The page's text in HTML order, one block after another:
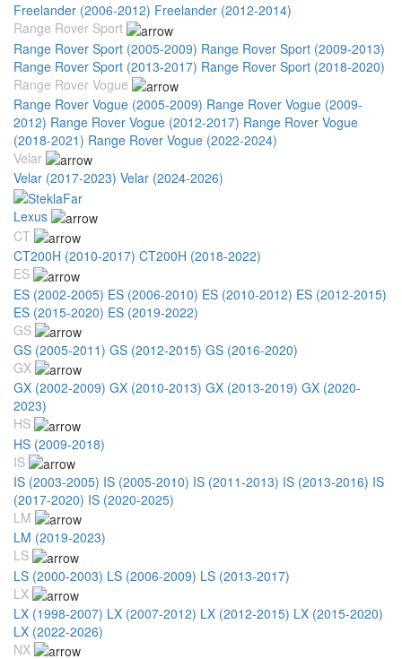
Freelander (2006-2012) Freelander (2012-2014)
Range Rover Sport
Range Rover Sport (2005-2009) Range Rover Sport (2009-2013)
Range Rover Sport (2013-2017) Range Rover Sport (2018-2020)
Range Rover Vogue
Range Rover Vogue (2005-2009) Range Rover Vogue (2009-
2012) Range Rover Vogue (2012-2017) Range Rover Vogue
(2018-2021) Range Rover Vogue (2022-2024)
Velar
Velar (2017-2023) Velar (2024-2026)
Lexus
CT
CT200H (2010-2017) CT200H (2018-2022)
ES
ES (2002-2005) ES (2006-2010) ES (2010-2012) ES (2012-2015)
ES (2015-2020) ES (2019-2022)
GS
GS (2005-2011) GS (2012-2015) GS (2016-2020)
GX
GX (2002-2009) GX (2010-2013) GX (2013-2019) GX (2020-
2023)
HS
HS (2009-2018)
IS
IS (2003-2005) IS (2005-2010) IS (2011-2013) IS (2013-2016) IS
(2017-2020) IS (2020-2025)
LM
LM (2019-2023)
LS
LS (2000-2003) LS (2006-2009) LS (2013-2017)
LX
LX (1998-2007) LX (2007-2012) LX (2012-2015) LX (2015-2020)
LX (2022-2026)
NX